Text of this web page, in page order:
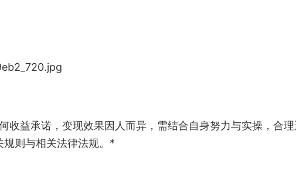
收益承诺，变现效果因人而异，需结合自身努力与实操，合
则与相关法律法规。*